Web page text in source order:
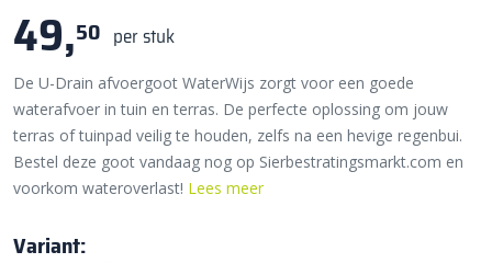
49,50 per stuk
De U-Drain afvoergoot WaterWijs zorgt voor een goede
waterafvoer in tuin en terras. De perfecte oplossing om jouw
terras of tuinpad veilig te houden, zelfs na een hevige regenbui.
Bestel deze goot vandaag nog op Sierbestratingsmarkt.com en
voorkom wateroverlast! Lees meer
Variant: